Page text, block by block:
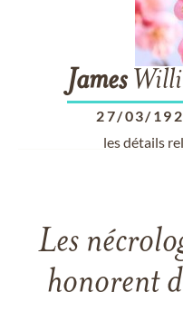
James
27/03/
les détails
Les
honorent